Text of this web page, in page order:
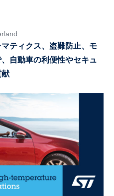
ティクス、盗難防止、モ
自動車の利便性やセキュ
献